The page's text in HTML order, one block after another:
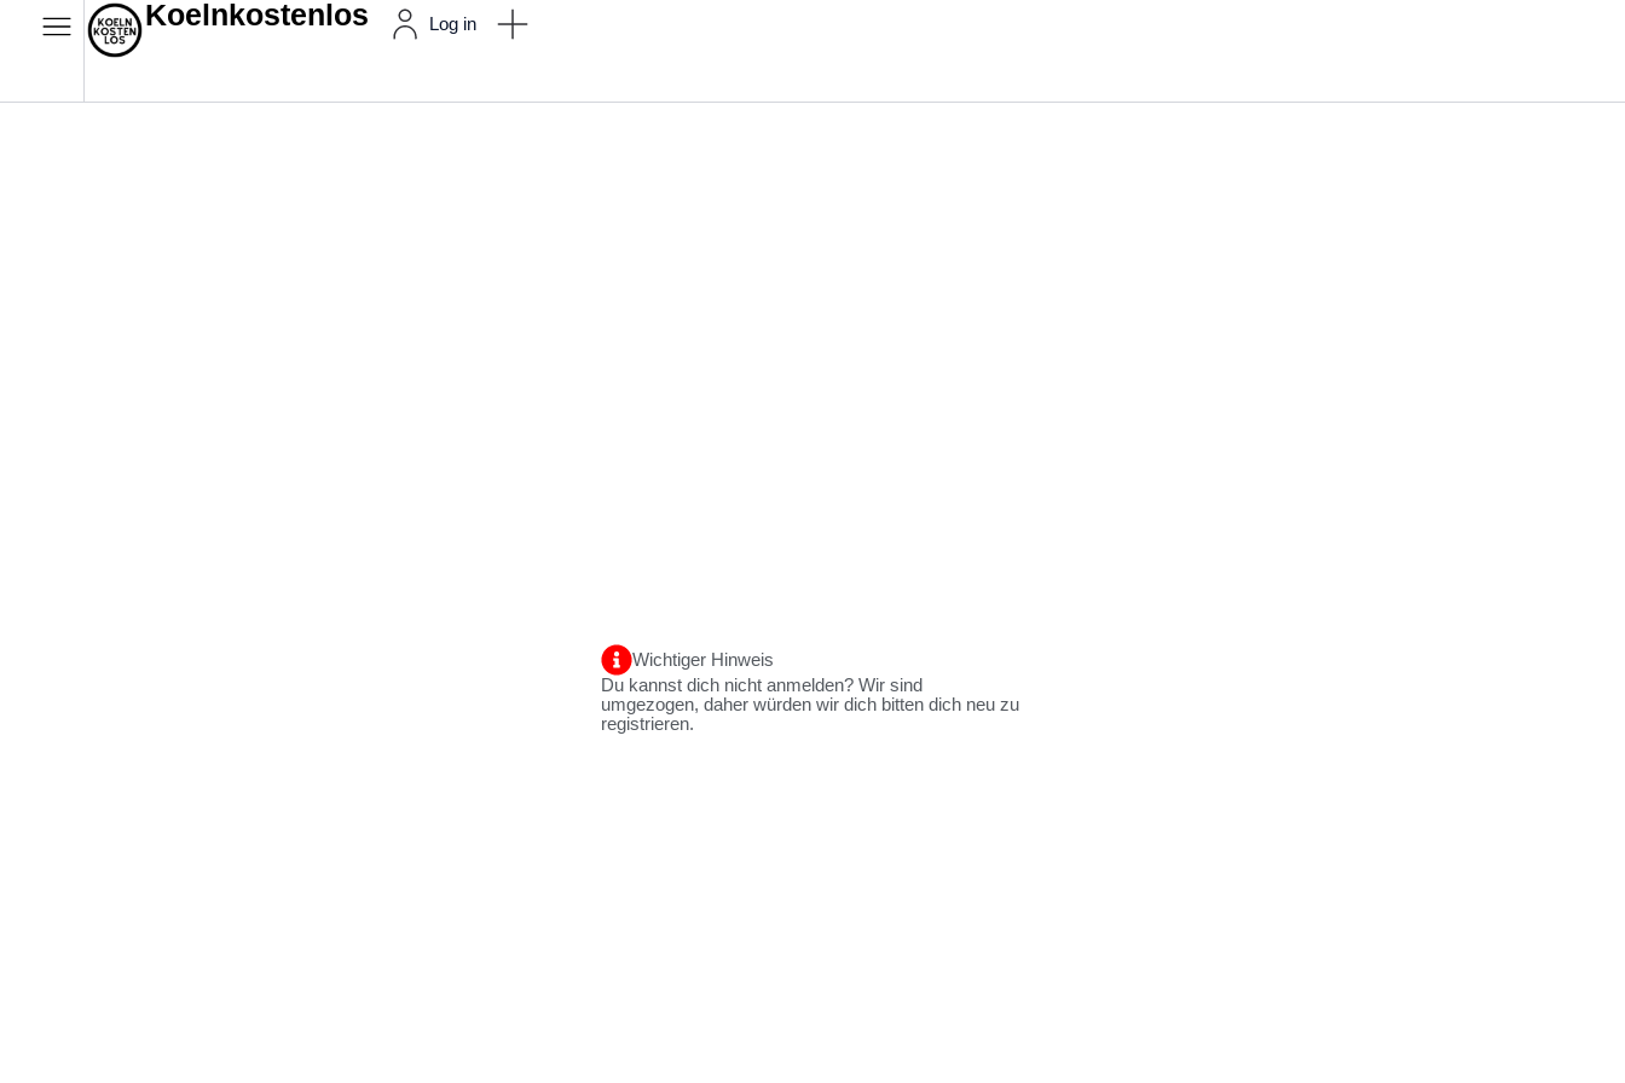
Koelnkostenlos Log in
Wichtiger Hinweis
Du kannst dich nicht anmelden? Wir sind
umgezogen, daher würden wir dich bitten dich neu zu
registrieren.